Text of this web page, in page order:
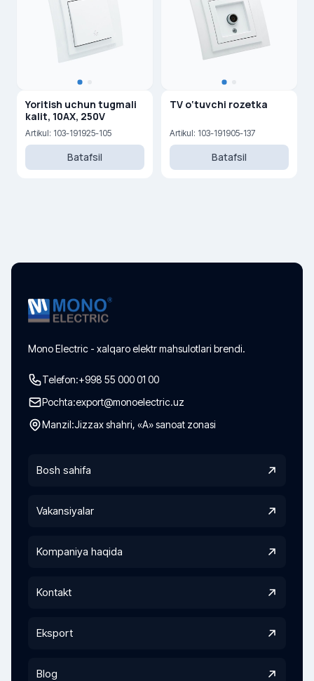
Yoritish uchun tugmali
kalit, 10AX, 250V
Artikul: 103-191925-105
Batafsil
TV o‘tuvchi rozetka
Artikul: 103-191905-137
Batafsil
Mono Electric - xalqaro elektr mahsulotlari brendi.
Telefon:+998 55 000 01 00
Pochta:export@monoelectric.uz
Manzil:Jizzax shahri, «A» sanoat zonasi
Bosh sahifa
Vakansiyalar
Kompaniya haqida
Kontakt
Eksport
Blog